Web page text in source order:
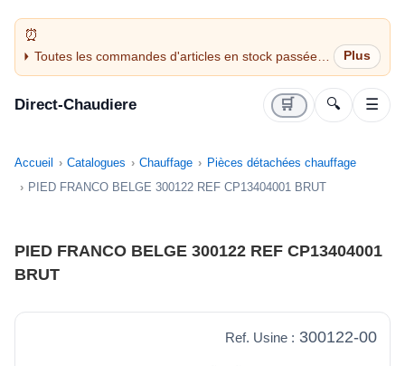
Toutes les commandes d'articles en stock passées
avant 14H sont expédiées le jour même (jours
Direct-Chaudiere 🛒 🔍 ☰
Accueil Catalogues Chauffage
Pièces détachées chauffage
PIED FRANCO BELGE 300122 REF CP13404001 BRUT
PIED FRANCO BELGE 300122 REF CP13404001
BRUT
Ref. Usine : 300122-00